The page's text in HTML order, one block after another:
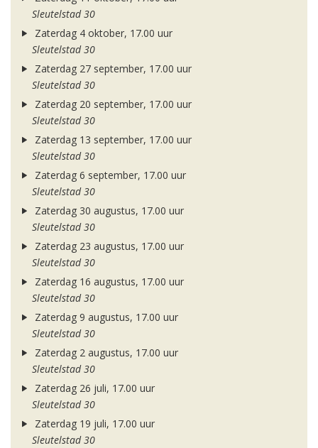
Sleutelstad 30
Zaterdag 4 oktober, 17.00 uur
Sleutelstad 30
Zaterdag 27 september, 17.00 uur
Sleutelstad 30
Zaterdag 20 september, 17.00 uur
Sleutelstad 30
Zaterdag 13 september, 17.00 uur
Sleutelstad 30
Zaterdag 6 september, 17.00 uur
Sleutelstad 30
Zaterdag 30 augustus, 17.00 uur
Sleutelstad 30
Zaterdag 23 augustus, 17.00 uur
Sleutelstad 30
Zaterdag 16 augustus, 17.00 uur
Sleutelstad 30
Zaterdag 9 augustus, 17.00 uur
Sleutelstad 30
Zaterdag 2 augustus, 17.00 uur
Sleutelstad 30
Zaterdag 26 juli, 17.00 uur
Sleutelstad 30
Zaterdag 19 juli, 17.00 uur
Sleutelstad 30